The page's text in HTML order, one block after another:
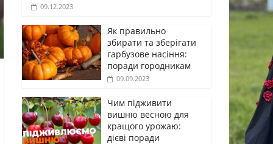
09.12.2023
Як правильно
збирати та зберігати
гарбузове насіння:
поради городникам
09.09.2023
Чим підживити
вишню весною для
кращого урожаю:
дієві поради